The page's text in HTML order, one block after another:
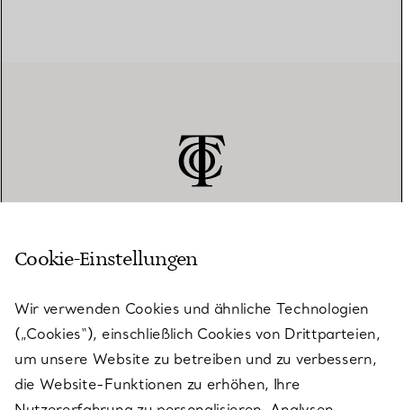
KUNDENSERVICE
SERVICES
Cookie-Einstellungen
Wir verwenden Cookies und ähnliche Technologien
(„Cookies“), einschließlich Cookies von Drittparteien,
um unsere Website zu betreiben und zu verbessern,
die Website-Funktionen zu erhöhen, Ihre